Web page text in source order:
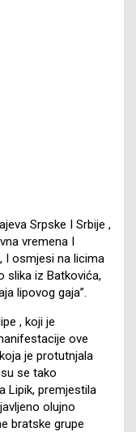
Srpske I Srbije ,
vremena I
I osmjesi na licima
slika iz Batkovića,
lipovog gaja”.
, koji je
ove
je protutnjala
se tako
Lipik, premjestila
olujno
bratske grupe